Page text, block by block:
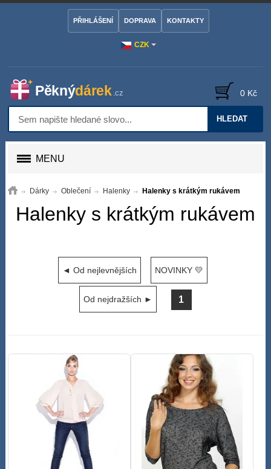
CZK
PŘIHLÁŠENÍ DOPRAVA KONTAKTY
HLEDAT
0 Kč
MENU
Dárky Oblečení Halenky Halenky s krátkým rukávem
Halenky s krátkým rukávem
◄ Od nejlevnějších NOVINKY 💛
Od nejdražších ► 1